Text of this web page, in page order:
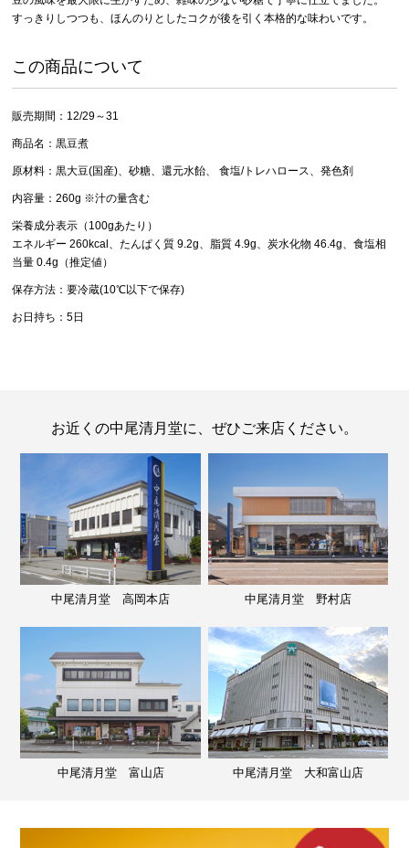
すっきりしつつも、ほんのりとしたコクが後を引く本格的な味わいです。
この商品について
販売期間：12/29～31
商品名：黒豆煮
原材料：黒大豆(国産)、砂糖、還元水飴、 食塩/トレハロース、発色剤
内容量：260g ※汁の量含む
栄養成分表示（100gあたり）
エネルギー 260kcal、たんぱく質 9.2g、脂質 4.9g、炭水化物 46.4g、食塩相
当量 0.4g（推定値）
保存方法：要冷蔵(10℃以下で保存)
お日持ち：5日
お近くの中尾清月堂に、ぜひご来店ください。
中尾清月堂 高岡本店 中尾清月堂 野村店
中尾清月堂 富山店 中尾清月堂 大和富山店